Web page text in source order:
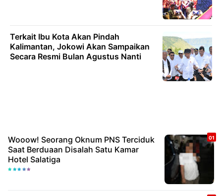
Terkait Ibu Kota Akan Pindah
Kalimantan, Jokowi Akan Sampaikan
Secara Resmi Bulan Agustus Nanti
Wooow! Seorang Oknum PNS Terciduk
Saat Berduaan Disalah Satu Kamar
Hotel Salatiga